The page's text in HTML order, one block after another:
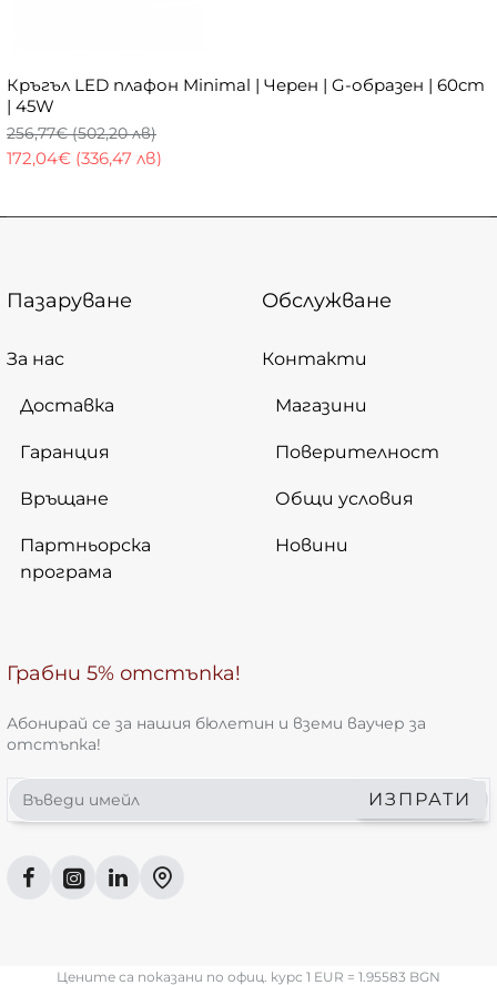
Кръгъл LED плафон Minimal | Черен | G-образен | 60cm
| 45W
172,04€ (336,47 лв)
256,77€ (502,20 лв)
Пазаруване
За нас
Доставка
Гаранция
Връщане
Партньорска
програма
Обслужване
Контакти
Магазини
Поверителност
Общи условия
Новини
Грабни 5% отстъпка!
Абонирай се за нашия бюлетин и вземи ваучер за
отстъпка!
Въведи
имейл
ИЗПРАТИ
Цените са показани по офиц. курс 1 EUR = 1.95583 BGN